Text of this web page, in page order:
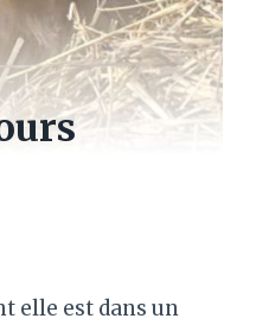
elle est dans un